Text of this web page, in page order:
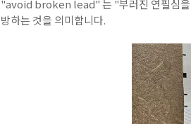
"avoid broken lead" 는 "부러진 연필심을
방하는 것을 의미합니다.